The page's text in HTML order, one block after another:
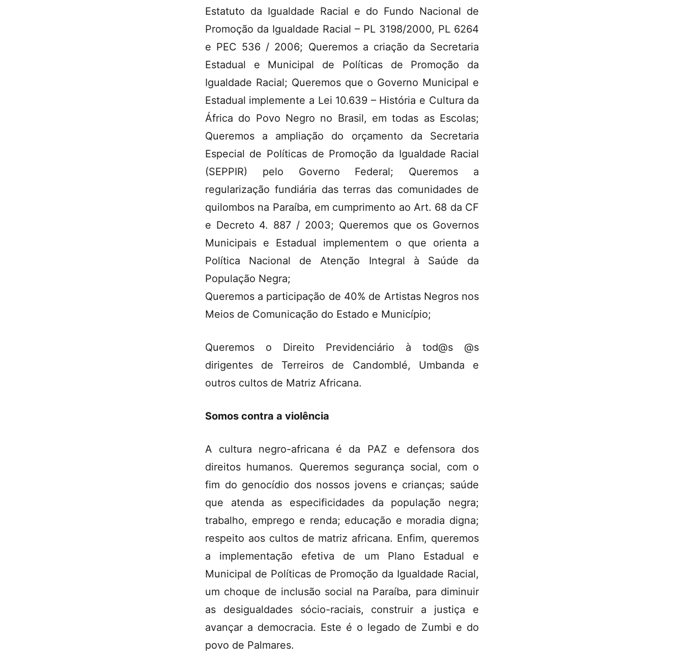
Estatuto da Igualdade Racial e do Fundo Nacional de
Promoção da Igualdade Racial – PL 3198/2000, PL 6264
e PEC 536 / 2006; Queremos a criação da Secretaria
Estadual e Municipal de Políticas de Promoção da
Igualdade Racial; Queremos que o Governo Municipal e
Estadual implemente a Lei 10.639 – História e Cultura da
África do Povo Negro no Brasil, em todas as Escolas;
Queremos a ampliação do orçamento da Secretaria
Especial de Políticas de Promoção da Igualdade Racial
(SEPPIR) pelo Governo Federal; Queremos a
regularização fundiária das terras das comunidades de
quilombos na Paraíba, em cumprimento ao Art. 68 da CF
e Decreto 4. 887 / 2003; Queremos que os Governos
Municipais e Estadual implementem o que orienta a
Política Nacional de Atenção Integral à Saúde da
População Negra;
Queremos a participação de 40% de Artistas Negros nos
Meios de Comunicação do Estado e Município;
Queremos o Direito Previdenciário à tod@s @s
dirigentes de Terreiros de Candomblé, Umbanda e
outros cultos de Matriz Africana.
Somos contra a violência
A cultura negro-africana é da PAZ e defensora dos
direitos humanos. Queremos segurança social, com o
fim do genocídio dos nossos jovens e crianças; saúde
que atenda as especificidades da população negra;
trabalho, emprego e renda; educação e moradia digna;
respeito aos cultos de matriz africana. Enfim, queremos
a implementação efetiva de um Plano Estadual e
Municipal de Políticas de Promoção da Igualdade Racial,
um choque de inclusão social na Paraíba, para diminuir
as desigualdades sócio-raciais, construir a justiça e
avançar a democracia. Este é o legado de Zumbi e do
povo de Palmares.